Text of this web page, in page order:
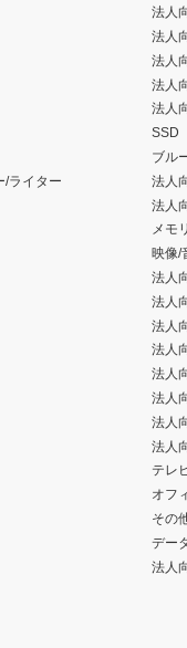
/ライター
法人
法人
法人
法人
法人
SSD
ブル
法人
法人
メモ
映像/
法人
法人
法人
法人
法人
法人
法人
法人
テレ
オフ
その
デー
法人